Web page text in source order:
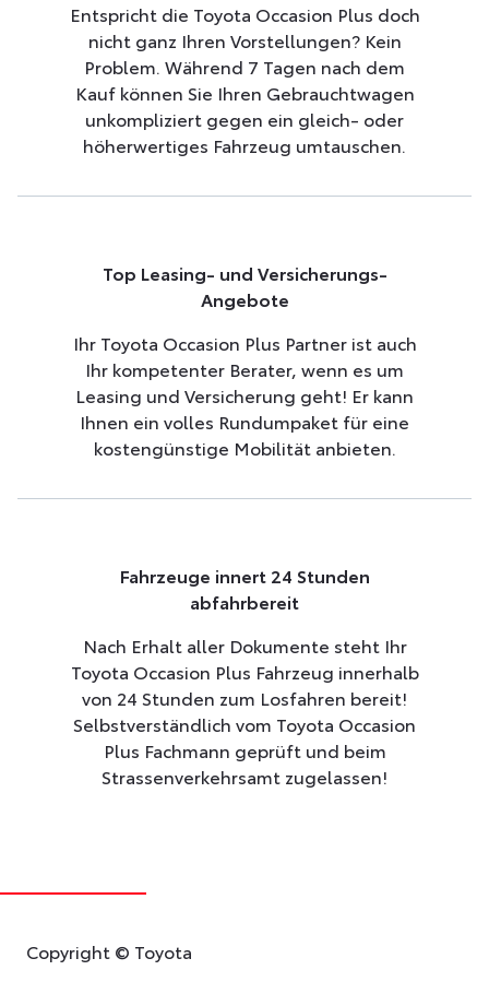
Entspricht die Toyota Occasion Plus doch
nicht ganz Ihren Vorstellungen? Kein
Problem. Während 7 Tagen nach dem
Kauf können Sie Ihren Gebrauchtwagen
unkompliziert gegen ein gleich- oder
höherwertiges Fahrzeug umtauschen.
Top Leasing- und Versicherungs-
Angebote
Ihr Toyota Occasion Plus Partner ist auch
Ihr kompetenter Berater, wenn es um
Leasing und Versicherung geht! Er kann
Ihnen ein volles Rundumpaket für eine
kostengünstige Mobilität anbieten.
Fahrzeuge innert 24 Stunden
abfahrbereit
Nach Erhalt aller Dokumente steht Ihr
Toyota Occasion Plus Fahrzeug innerhalb
von 24 Stunden zum Losfahren bereit!
Selbstverständlich vom Toyota Occasion
Plus Fachmann geprüft und beim
Strassenverkehrsamt zugelassen!
Copyright © Toyota